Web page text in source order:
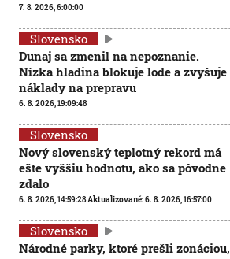
7. 8. 2026, 6:00:00
Slovensko
Dunaj sa zmenil na nepoznanie.
Nízka hladina blokuje lode a zvyšuje
náklady na prepravu
6. 8. 2026, 19:09:48
Slovensko
Nový slovenský teplotný rekord má
ešte vyššiu hodnotu, ako sa pôvodne
zdalo
6. 8. 2026, 14:59:28Aktualizované:6. 8. 2026, 16:57:00
Slovensko
Národné parky, ktoré prešli zonáciou,